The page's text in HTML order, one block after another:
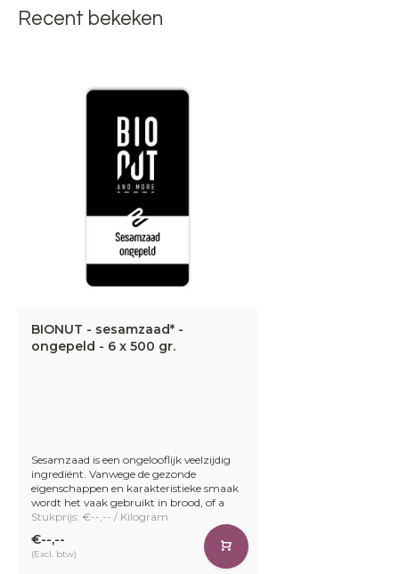
Recent bekeken
BIONUT - sesamzaad* -
ongepeld - 6 x 500 gr.
Sesamzaad is een ongelooflijk veelzijdig
ingrediënt. Vanwege de gezonde
eigenschappen en karakteristieke smaak
wordt het vaak gebruikt in brood, of a
Stukprijs: €--,-- / Kilogram
€--,--
(Excl. btw)